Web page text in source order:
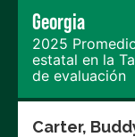
Georgia
2025
estatal en la
de evaluación
Carter,